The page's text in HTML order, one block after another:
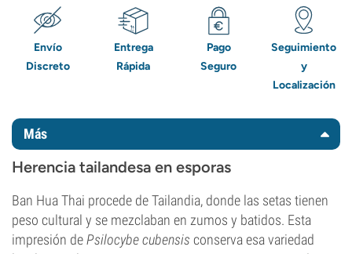
Envío
Discreto
Entrega
Rápida
Pago
Seguro
Seguimiento
y
Localización
Más
Herencia tailandesa en esporas
Ban Hua Thai procede de Tailandia, donde las setas tienen
peso cultural y se mezclaban en zumos y batidos. Esta
impresión dePsilocybe cubensis conserva esa variedad